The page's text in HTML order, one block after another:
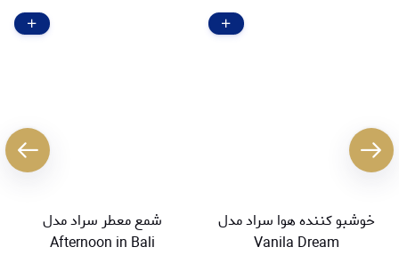
خوشبو کننده هوا سراد مدل
Vanila Dream
شمع معطر سراد مدل
Afternoon in Bali